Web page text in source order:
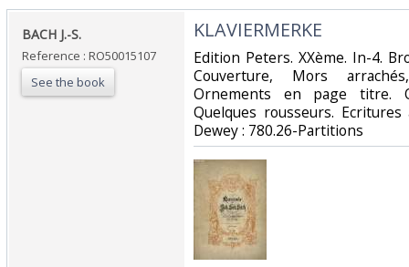
‎BACH J.-S.‎
Reference : RO50015107
See the book
‎KLAVIERMERKE‎
‎Edition Peters. XXème. In-4.
Couverture, Mors
Ornements en page titre.
Quelques rousseurs.
Dewey : 780.26-Partitions‎